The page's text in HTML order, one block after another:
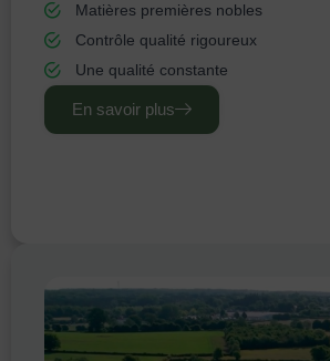
Matières premières nobles
Contrôle qualité rigoureux
Une qualité constante
En savoir plus